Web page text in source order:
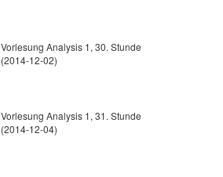
Vorlesung Analysis 1, 30. Stunde
(2014-12-02)
Vorlesung Analysis 1, 31. Stunde
(2014-12-04)